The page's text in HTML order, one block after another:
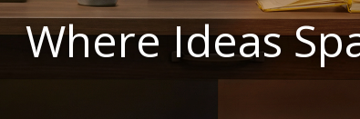
Where Ideas